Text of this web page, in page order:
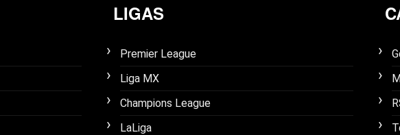
LIGAS
Premier League
Liga MX
Champions League
LaLiga